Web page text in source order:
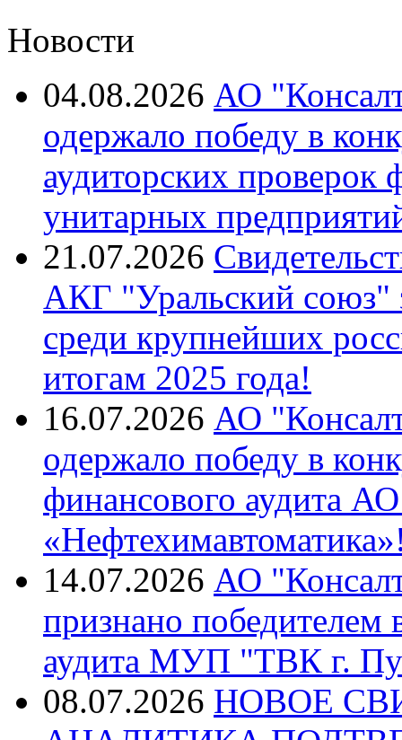
Новости
04.08.2026 АО
одержало победу в
аудиторских проверок
унитарных
21.07.2026
АКГ "Уральский союз"
среди крупнейших
итогам 2025 года!
16.07.2026 АО
одержало победу в
финансового аудита
14.07.2026 АО
признано победителем
аудита МУП "ТВК г.
08.07.2026 НОВОЕ